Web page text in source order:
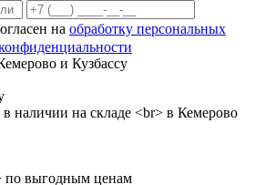
на обработку персональных